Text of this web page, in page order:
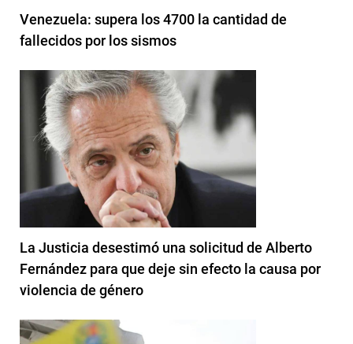
Venezuela: supera los 4700 la cantidad de
fallecidos por los sismos
La Justicia desestimó una solicitud de Alberto
Fernández para que deje sin efecto la causa por
violencia de género